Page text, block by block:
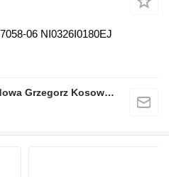
06 NI0326I0180EJ
Kosowski Elektronika Pojazdowa Grzegorz Kosowski